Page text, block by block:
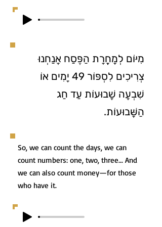
מִיּוֹם לְמָחֳרָת הַפֶּסַח אֲנַחְנוּ
צְרִיכִים לִסְפּוֹר 49 יָמִים אוֹ
שִׁבְעָה שָׁבוּעוֹת עַד חַג
הַשָּׁבוּעוֹת.
So, we can count the days, we can
count numbers: one, two, three... And
we can also count money—for those
who have it.